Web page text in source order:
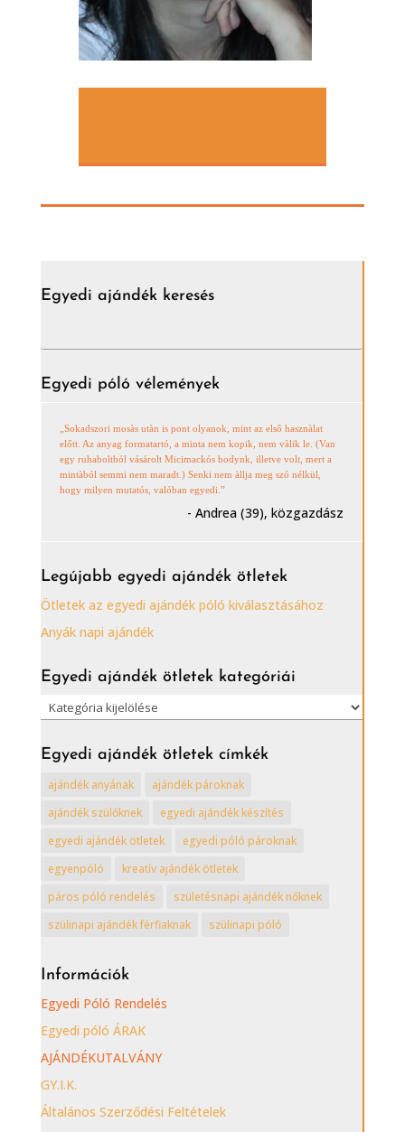
Egyedi ajándék keresés
Egyedi póló vélemények
„Sokadszori mosàs utàn is pont olyanok, mint az első hasznàlat
előtt. Az anyag formatartó, a minta nem kopik, nem vàlik le. (Van
egy ruhaboltból vásárolt Micimackós bodynk, illetve volt, mert a
mintàból semmi nem maradt.) Senki nem àllja meg szó nélkül,
hogy milyen mutatós, valóban egyedi.”
- Andrea (39), közgazdász
Legújabb egyedi ajándék ötletek
Ötletek az egyedi ajándék póló kiválasztásához
Anyák napi ajándék
Egyedi ajándék ötletek kategóriái
Egyedi
ajándék
ötletek
kategóriái
Egyedi ajándék ötletek címkék
ajándék anyának
ajándék pároknak
ajándék szülőknek
egyedi ajándék készítés
egyedi ajándék ötletek
egyedi póló pároknak
egyenpóló
kreatív ajándék ötletek
páros póló rendelés
születésnapi ajándék nőknek
szülinapi ajándék férfiaknak
szülinapi póló
Információk
Egyedi Póló Rendelés
Egyedi póló ÁRAK
AJÁNDÉKUTALVÁNY
GY.I.K.
Általános Szerződési Feltételek